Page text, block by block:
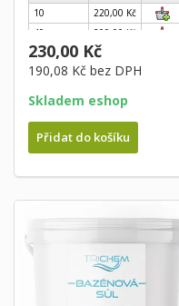
10
220,00 Kč
40
200,00 Kč
230,00 Kč
190,08 Kč bez DPH
Skladem eshop
Přidat do košíku